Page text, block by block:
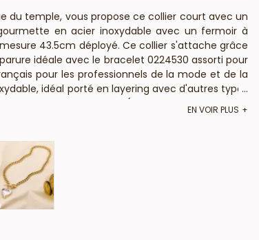
du temple, vous propose ce collier court avec un
en acier inoxydable avec un fermoir à
43.5cm déployé. Ce collier s'attache grâce
idéale avec le bracelet 0224530 assorti pour
pour les professionnels de la mode et de la
idéal porté en layering avec d'autres types
et est anti-allergique (conformément aux lois
...
EN VOIR PLUS